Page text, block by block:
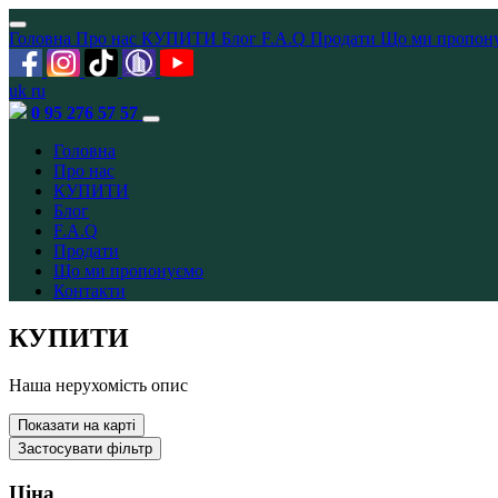
Головна Про нас КУПИТИ Блог F.A.Q Продати Що ми
uk ru
0 95 276 57 57
Головна
Про нас
КУПИТИ
Блог
F.A.Q
Продати
Що ми пропонуємо
Контакти
КУПИТИ
Наша нерухомість опис
Показати на карті
Застосувати фільтр
Ціна